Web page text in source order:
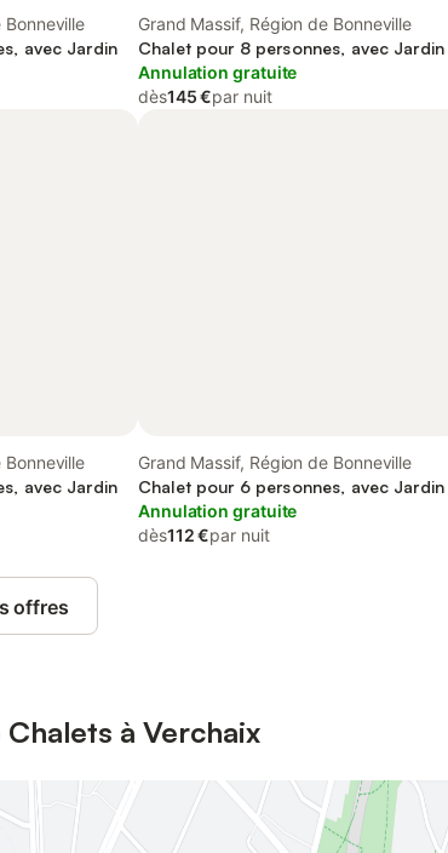
Bonneville
avec Jardin
Grand Massif, Région de Bonneville
Chalet pour 8 personnes, avec Jardin
Annulation gratuite
dès145 €par nuit
Bonneville
avec Jardin
Grand Massif, Région de Bonneville
Chalet pour 6 personnes, avec Jardin
Annulation gratuite
dès112 €par nuit
offres
à Verchaix